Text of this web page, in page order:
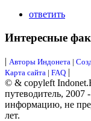
ответить
Интересные
| Авторы Индонета |
Карта сайта | FAQ |
© & copyleft
путеводитель, 2007
информацию, не
лет.